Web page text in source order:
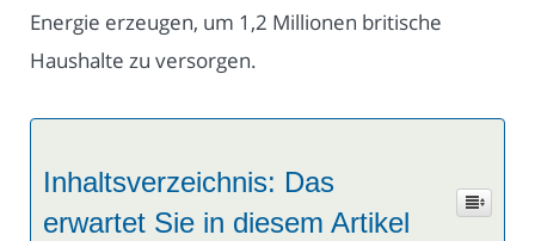
Energie erzeugen, um 1,2 Millionen britische
Haushalte zu versorgen.
Inhaltsverzeichnis: Das
erwartet Sie in diesem Artikel